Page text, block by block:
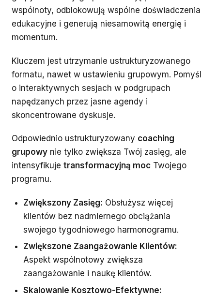
wspólnoty, odblokowują wspólne doświadczenia
edukacyjne i generują niesamowitą energię i
momentum.
Kluczem jest utrzymanie ustrukturyzowanego
formatu, nawet w ustawieniu grupowym. Pomyśl
o interaktywnych sesjach w podgrupach
napędzanych przez jasne agendy i
skoncentrowane dyskusje.
Odpowiednio ustrukturyzowany coaching
grupowy nie tylko zwiększa Twój zasięg, ale
intensyfikuje transformacyjną moc Twojego
programu.
Zwiększony Zasięg: Obsłużysz więcej
klientów bez nadmiernego obciążania
swojego tygodniowego harmonogramu.
Zwiększone Zaangażowanie Klientów:
Aspekt wspólnotowy zwiększa
zaangażowanie i naukę klientów.
Skalowanie Kosztowo-Efektywne: